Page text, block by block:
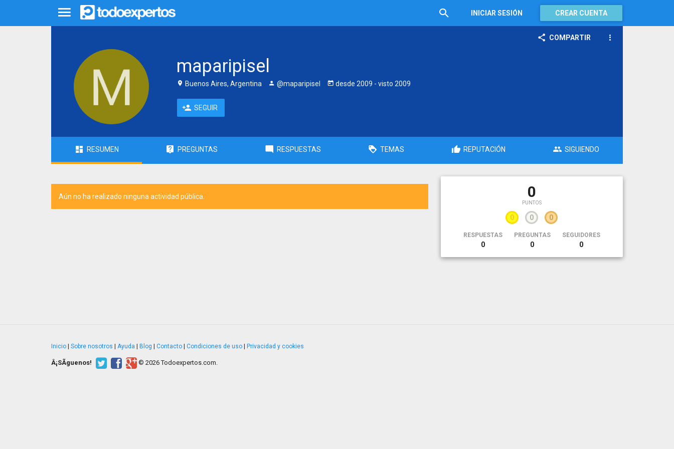
INICIAR SESIÓN CREAR CUENTA
COMPARTIR
maparipisel
Buenos Aires, Argentina @maparipisel desde 2009 - visto 2009
SEGUIR
RESUMEN PREGUNTAS RESPUESTAS TEMAS REPUTACIÓN SIGUIENDO
Aún no ha realizado ninguna actividad pública. 0
PUNTOS
0 0 0
RESPUESTAS
0
PREGUNTAS
0
SEGUIDORES
0
Inicio Sobre nosotros Ayuda Blog Contacto Condiciones de uso Privacidad y cookies
Â¡SÃ­guenos! © 2026 Todoexpertos.com.